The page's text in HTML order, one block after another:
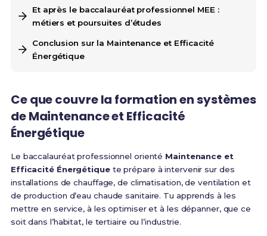
Et après le baccalauréat professionnel MEE :
métiers et poursuites d’études
Conclusion sur la Maintenance et Efficacité
Énergétique
Ce que couvre la formation en systèmes
de Maintenance et Efficacité
Énergétique
Le baccalauréat professionnel orienté Maintenance et
Efficacité Énergétiquete prépare à intervenir sur des
installations de chauffage, de climatisation, de ventilation et
de production d’eau chaude sanitaire. Tu apprends à les
mettre en service, à les optimiser et à les dépanner, que ce
soit dans l’habitat, le tertiaire ou l’industrie.